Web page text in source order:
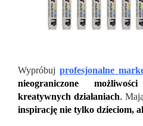
Wypróbuj profesjonalne
nieograniczone
kreatywnych działaniach.
inspirację nie tylko dzieciom,